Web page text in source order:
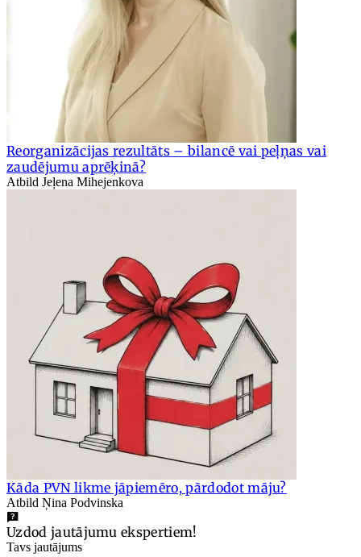
Reorganizācijas rezultāts – bilancē vai peļņas vai
zaudējumu aprēķinā?
Atbild Jeļena Mihejenkova
Kāda PVN likme jāpiemēro, pārdodot māju?
Atbild Ņina Podvinska
Uzdod jautājumu ekspertiem!
Tavs jautājums